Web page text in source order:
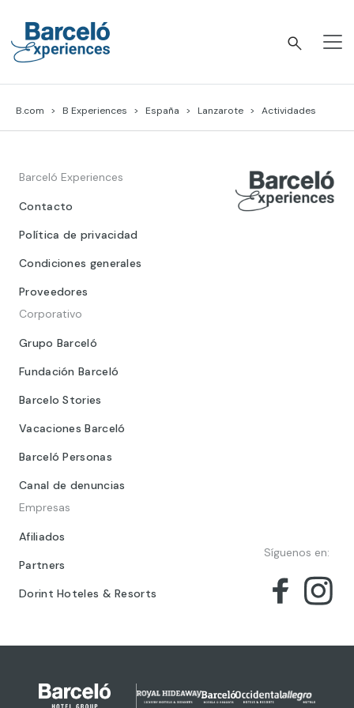
content
B.com B Experiences España Lanzarote Actividades
Barceló Experiences
Contacto
Política de privacidad
Condiciones generales
Proveedores
Corporativo
Grupo Barceló
Fundación Barceló
Barcelo Stories
Vacaciones Barceló
Barceló Personas
Canal de denuncias
Empresas
Afiliados
Partners
Dorint Hoteles & Resorts
Síguenos en: